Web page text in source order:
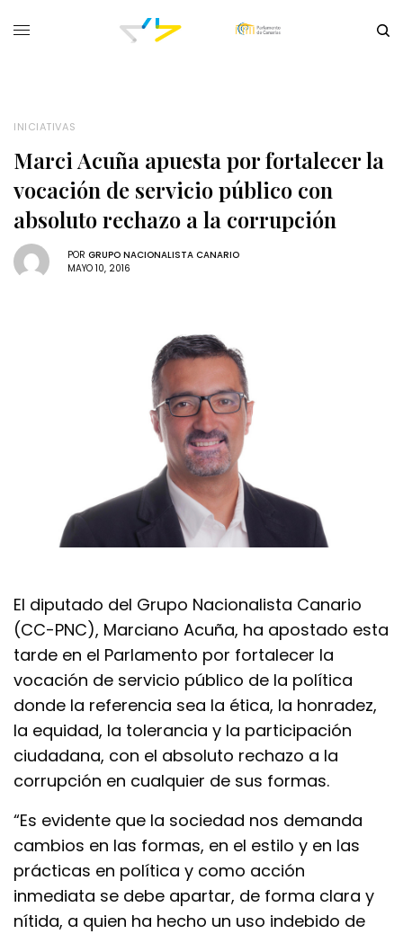
INICIATIVAS
Marci Acuña apuesta por fortalecer la
vocación de servicio público con
absoluto rechazo a la corrupción
POR GRUPO NACIONALISTA CANARIO
MAYO 10, 2016
El diputado del Grupo Nacionalista Canario
(CC-PNC), Marciano Acuña, ha apostado esta
tarde en el Parlamento por fortalecer la
vocación de servicio público de la política
donde la referencia sea la ética, la honradez,
la equidad, la tolerancia y la participación
ciudadana, con el absoluto rechazo a la
corrupción en cualquier de sus formas.
“Es evidente que la sociedad nos demanda
cambios en las formas, en el estilo y en las
prácticas en política y como acción
inmediata se debe apartar, de forma clara y
nítida, a quien ha hecho un uso indebido de